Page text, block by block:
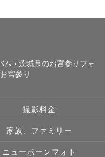
す☺️
ム › 茨城県のお宮参りフォ
宮参り
撮影料金
家族、ファミリー
ニューボーンフォト